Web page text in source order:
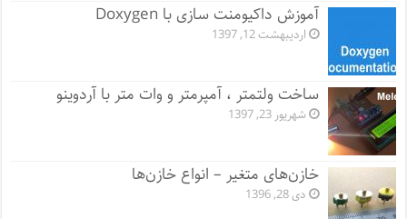
آموزش داکیومنت سازی با Doxygen
اردیبهشت 12, 1397
ساخت ولتمتر ، آمپرمتر و وات متر با آردوینو
شهریور 23, 1397
خازن‌های متغیر – انواع خازن‌ها
دی 28, 1396